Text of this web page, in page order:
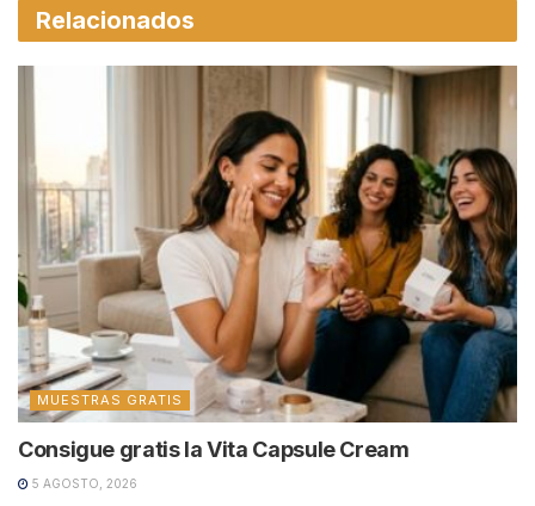
Relacionados
MUESTRAS GRATIS
Consigue gratis la Vita Capsule Cream
5 AGOSTO, 2026